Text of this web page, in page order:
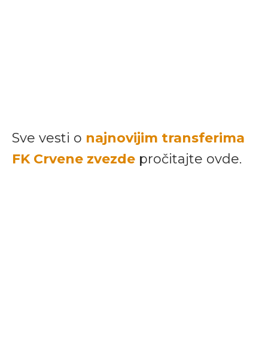
Sve vesti o najnovijim transferima
FK Crvene zvezde pročitajte ovde.